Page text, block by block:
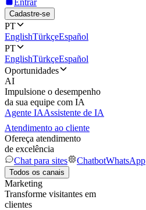
Entrar
Cadastre-se
PT
EnglishTürkçeEspañol
PT
EnglishTürkçeEspañol
Oportunidades
AI
Impulsione o desempenho
da sua equipe com IA
Agente IAAssistente de IA
Atendimento ao cliente
Ofereça atendimento
de excelência
Chat para sites
ChatbotWhatsApp
Todos os canais
Marketing
Transforme visitantes em
clientes